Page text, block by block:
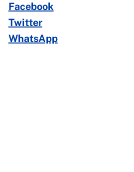
Facebook
Twitter
WhatsApp